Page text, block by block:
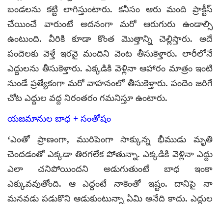
బండలను కట్టి లాగిస్తుంటారు. కనీసం ఆరు మంది ప్రాక్టీస్
చేయించే వారుంటే అదనంగా మరో ఆరుగురు ఉండాల్సి
ఉంటుంది. వీరికి కూడా కొంత మొత్తాన్ని చెల్లిస్తారు. అదే
పందెలకు వెళ్తే ఇరవై మందిని వెంట తీసుకెళ్తారు. లారీలోనే
ఎద్దులను తీసుకెళ్తారు. ఎక్కడికి వెళ్లినా ఆహారం మాత్రం ఇంటి
నుండే ప్రత్యేకంగా మరో వాహనంలో తీసుకెళ్తారు. పందెం జరిగే
చోట ఎద్దుల వద్ద నిరంతరం గమనిస్తూ ఉంటారు.
యజమానుల బాధ + సంతోషం
‘ఎంతో ప్రాణంగా, మురిపెంగా సాక్కున్న భీముడు మృతి
చెందడంతో ఎక్కడా తిరగలేక పోతున్నా. ఎక్కడికి వెళ్లినా ఎద్దు
ఎలా చనిపోయిందని అడుగుతుంటే బాధ ఇంకా
ఎక్కువవుతోంది. ఆ ఎద్దంటే నాకెంతో ఇష్టం. దానిపై నా
మనవడు పడుకొని ఆడుకుంటున్నా ఏమి అనేది కాదు. ఎద్దుల